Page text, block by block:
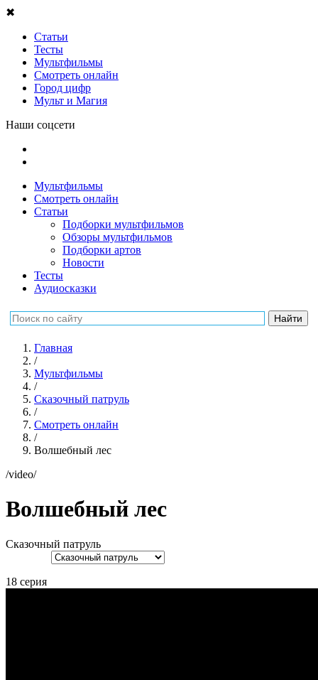
✖
Статьи
Тесты
Мультфильмы
Смотреть онлайн
Город цифр
Мульт и Магия
Наши соцсети
Мультфильмы
Смотреть онлайн
Статьи
Подборки мультфильмов
Обзоры мультфильмов
Подборки артов
Новости
Тесты
Аудиосказки
Главная
/
Мультфильмы
/
Сказочный патруль
/
Смотреть онлайн
/
Волшебный лес
/video/
Волшебный лес
Сказочный патруль
18 серия